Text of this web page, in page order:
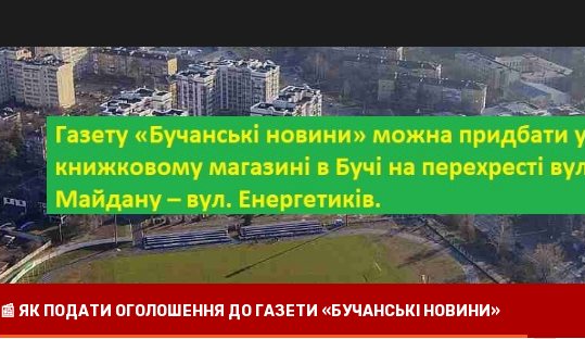
📰 ЯК ПОДАТИ ОГОЛОШЕННЯ ДО ГАЗЕТИ «БУЧАНСЬКІ НОВИНИ»